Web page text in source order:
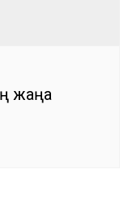
жаңа